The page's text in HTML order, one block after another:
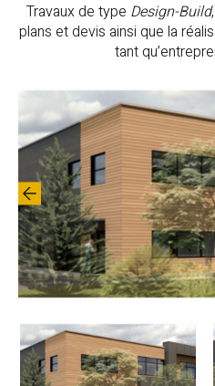
Travaux de type Design-Build
plans et devis ainsi que la
tant